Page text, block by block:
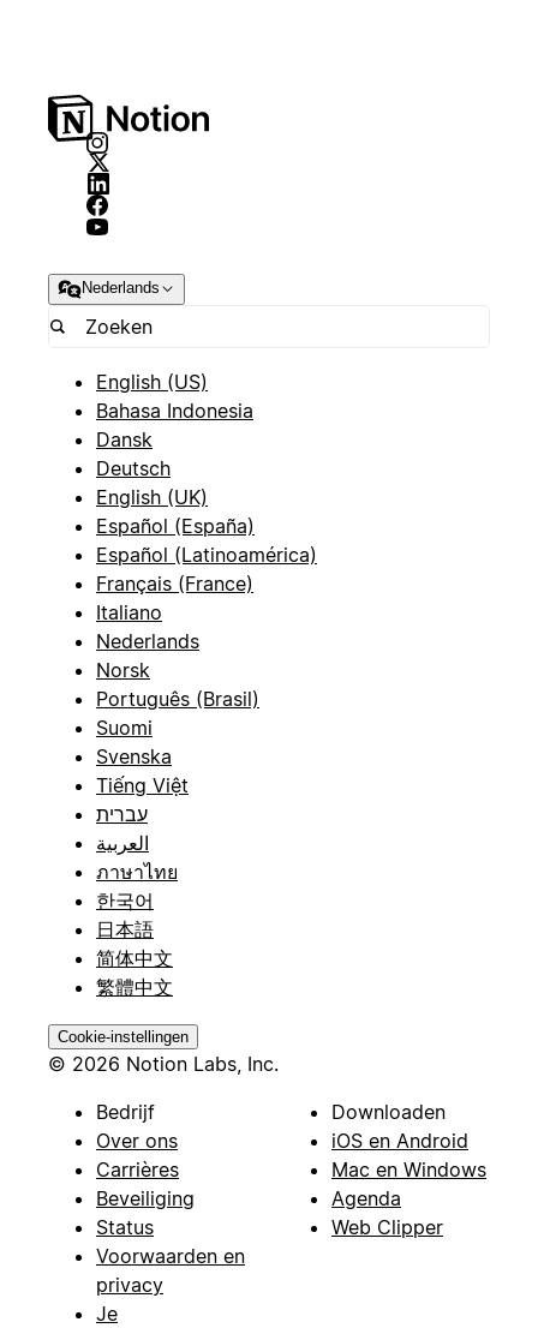
Nederlands
English (US)
Bahasa Indonesia
Dansk
Deutsch
English (UK)
Español (España)
Español (Latinoamérica)
Français (France)
Italiano
Nederlands
Norsk
Português (Brasil)
Suomi
Svenska
Tiếng Việt
עברית
العربية
ภาษาไทย
한국어
日本語
简体中文
繁體中文
Cookie-instellingen
© 2026 Notion Labs, Inc.
Bedrijf
Over ons
Carrières
Beveiliging
Status
Voorwaarden en
privacy
Je
Downloaden
iOS en Android
Mac en Windows
Agenda
Web Clipper